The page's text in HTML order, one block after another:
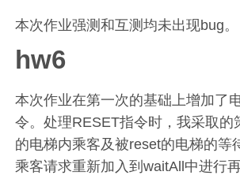
本次作业强测和互测均未出现bug。
hw6
本次作业在第一次的基础上增加了
令。处理RESET指令时，我采取的
的电梯内乘客及被reset的电梯的等
乘客请求重新加入到waitAll中进行